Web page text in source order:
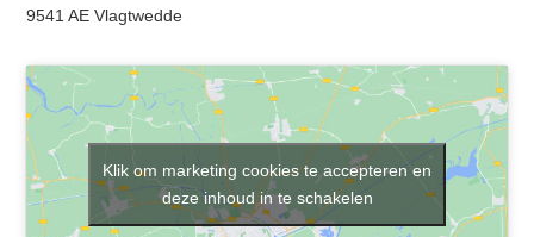
9541 AE Vlagtwedde
Klik om marketing cookies te accepteren en
deze inhoud in te schakelen